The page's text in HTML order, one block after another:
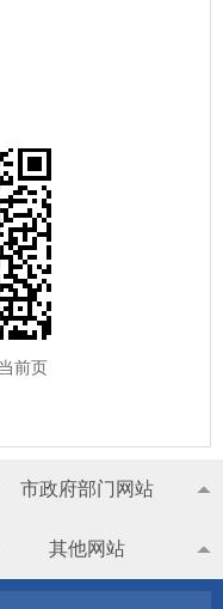
前页
市政府部门网站
其他网站